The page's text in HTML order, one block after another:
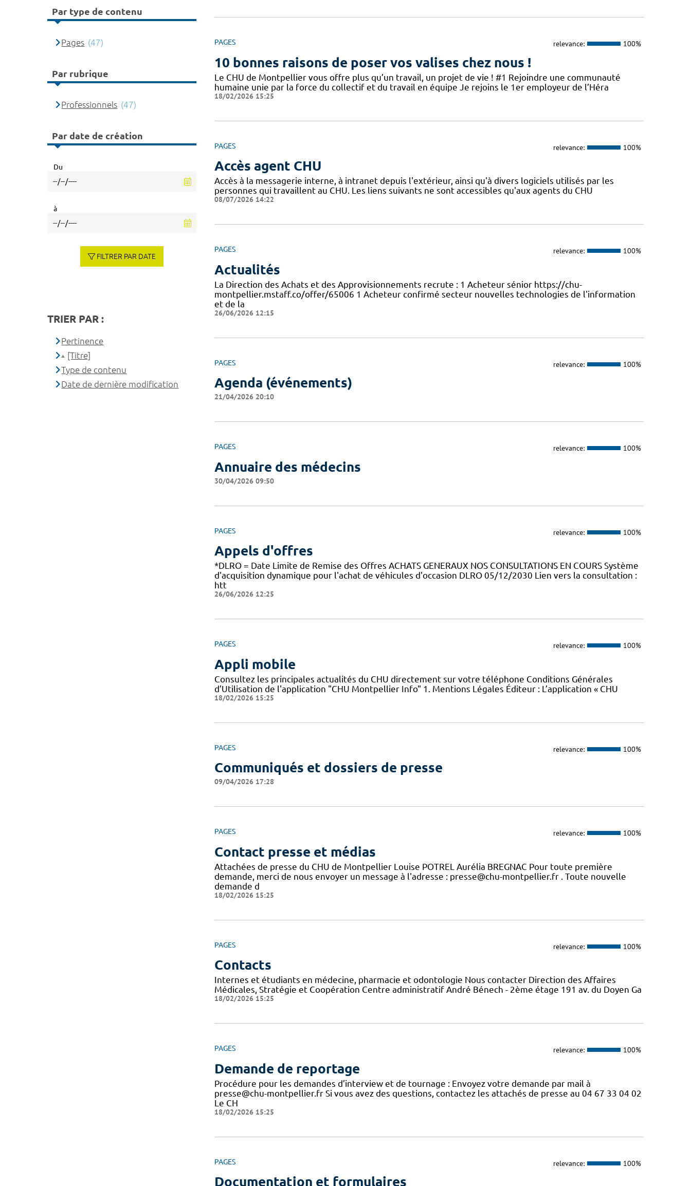
PAGES relevance: 100%
10 bonnes raisons de poser vos valises chez nous !
Le CHU de Montpellier vous offre plus qu’un travail, un projet de vie ! #1 Rejoindre une communauté
humaine unie par la force du collectif et du travail en équipe Je rejoins le 1er employeur de l’Héra
18/02/2026 15:25
PAGES relevance: 100%
Accès agent CHU
Accès à la messagerie interne, à intranet depuis l'extérieur, ainsi qu'à divers logiciels utilisés par les
personnes qui travaillent au CHU. Les liens suivants ne sont accessibles qu'aux agents du CHU
08/07/2026 14:22
PAGES relevance: 100%
Actualités
La Direction des Achats et des Approvisionnements recrute : 1 Acheteur sénior https://chu-
montpellier.mstaff.co/offer/65006 1 Acheteur confirmé secteur nouvelles technologies de l'information
et de la
26/06/2026 12:15
PAGES relevance: 100%
Agenda (événements)
21/04/2026 20:10
PAGES relevance: 100%
Annuaire des médecins
30/04/2026 09:50
PAGES relevance: 100%
Appels d'offres
*DLRO = Date Limite de Remise des Offres ACHATS GENERAUX NOS CONSULTATIONS EN COURS Système
d'acquisition dynamique pour l'achat de véhicules d'occasion DLRO 05/12/2030 Lien vers la consultation :
htt
26/06/2026 12:25
PAGES relevance: 100%
Appli mobile
Consultez les principales actualités du CHU directement sur votre téléphone Conditions Générales
d’Utilisation de l'application "CHU Montpellier Info" 1. Mentions Légales Éditeur : L’application « CHU
18/02/2026 15:25
PAGES relevance: 100%
Communiqués et dossiers de presse
09/04/2026 17:28
PAGES relevance: 100%
Contact presse et médias
Attachées de presse du CHU de Montpellier Louise POTREL Aurélia BREGNAC Pour toute première
demande, merci de nous envoyer un message à l'adresse : presse@chu-montpellier.fr . Toute nouvelle
demande d
18/02/2026 15:25
PAGES relevance: 100%
Contacts
Internes et étudiants en médecine, pharmacie et odontologie Nous contacter Direction des Affaires
Médicales, Stratégie et Coopération Centre administratif André Bénech - 2ème étage 191 av. du Doyen Ga
18/02/2026 15:25
PAGES relevance: 100%
Demande de reportage
Procédure pour les demandes d’interview et de tournage : Envoyez votre demande par mail à
presse@chu-montpellier.fr Si vous avez des questions, contactez les attachés de presse au 04 67 33 04 02
Le CH
18/02/2026 15:25
PAGES relevance: 100%
Documentation et formulaires
Par type de contenu
Pages (47)
Par rubrique
Professionnels (47)
Par date de création
Du
à
FILTRER PAR DATE
TRIER PAR :
Pertinence
[Titre]
Type de contenu
Date de dernière modification